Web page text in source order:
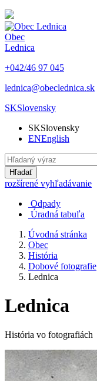
Obec
Lednica
+042/46 97 045
lednica@obeclednica.sk
SKSlovensky
SKSlovensky
ENEnglish
Hľadať
rozšírené vyhľadávanie
Odpady
Úradná tabuľa
Úvodná stránka
Obec
História
Dobové fotografie
Lednica
Lednica
História vo fotografiách